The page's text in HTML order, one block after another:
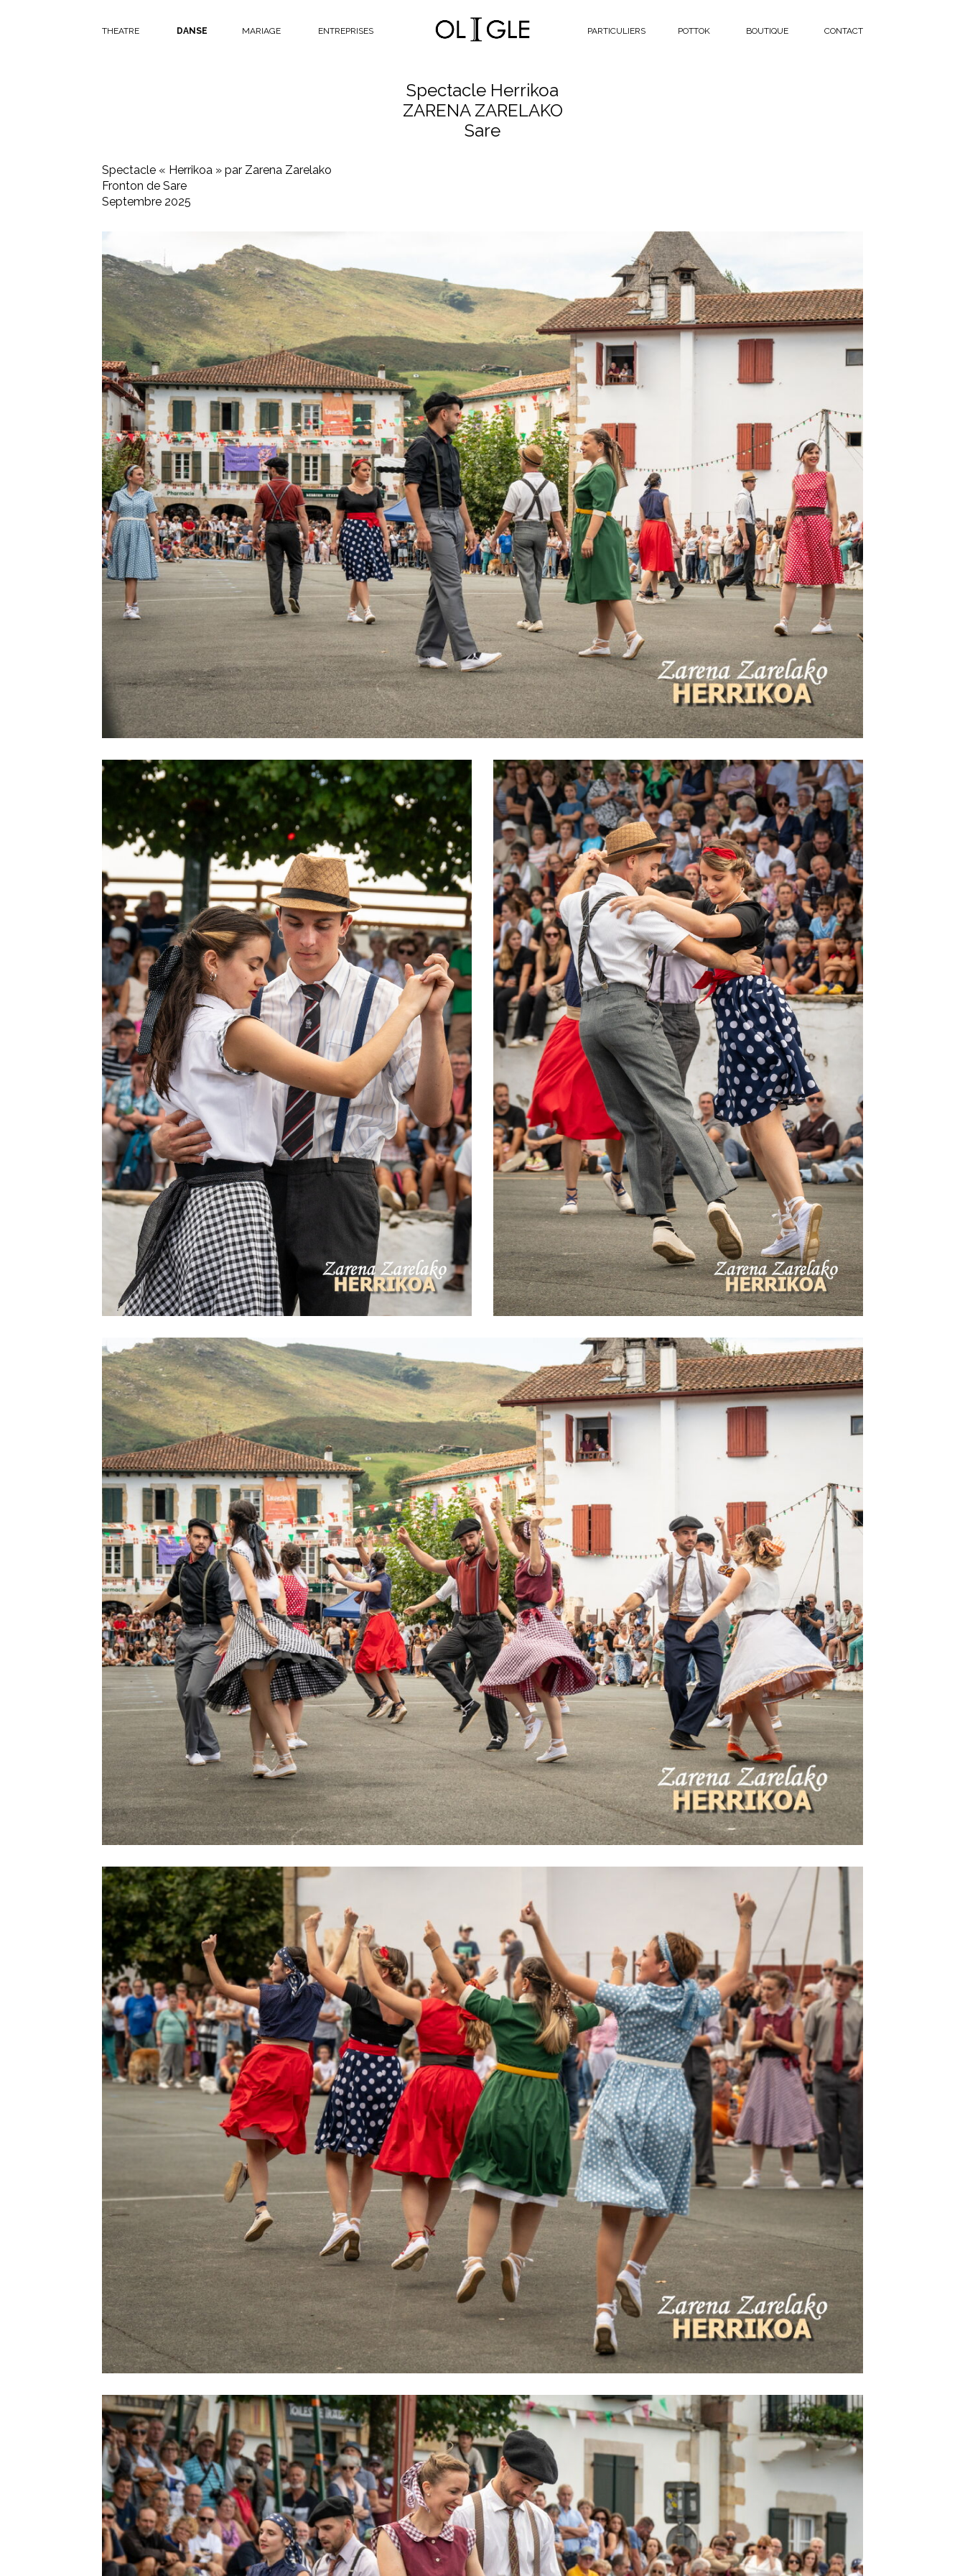
THEATRE DANSE MARIAGE ENTREPRISES PARTICULIERS POTTOK BOUTIQUE CONTACT
Oligle
Spectacle Herrikoa
ZARENA ZARELAKO
Sare
Spectacle « Herrikoa » par Zarena Zarelako
Fronton de Sare
Septembre 2025